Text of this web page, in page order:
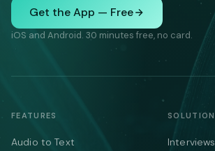
Get the App — Free
iOS and Android. 30 minutes free, no card.
FEATURES
Audio to Text
Interviews